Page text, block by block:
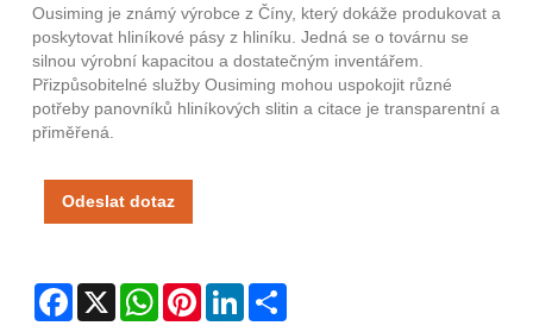
Ousiming je známý výrobce z Číny, který dokáže produkovat a
poskytovat hliníkové pásy z hliníku. Jedná se o továrnu se
silnou výrobní kapacitou a dostatečným inventářem.
Přizpůsobitelné služby Ousiming mohou uspokojit různé
potřeby panovníků hliníkových slitin a citace je transparentní a
přiměřená.
Odeslat dotaz
Facebook
X WhatsAppPinterestLinkedIn